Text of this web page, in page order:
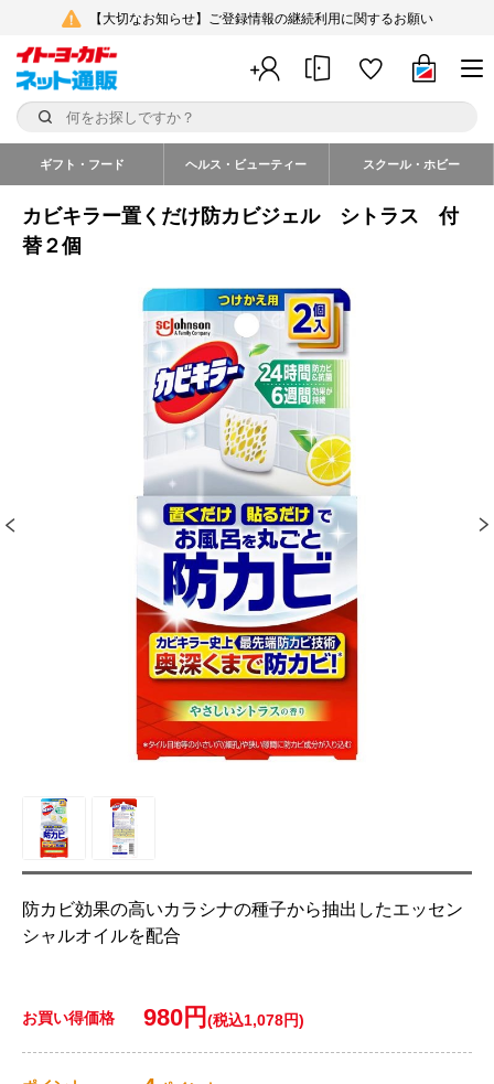
【大切なお知らせ】ご登録情報の継続利用に関するお願い
ギフト・フード ヘルス・ビューティー スクール・ホビー
カビキラー置くだけ防カビジェル シトラス 付
替２個
防カビ効果の高いカラシナの種子から抽出したエッセン
シャルオイルを配合
お買い得価格 980円 (税込1,078円)